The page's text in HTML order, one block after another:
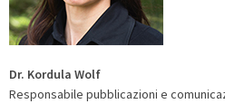
Dr. Kordula Wolf
Responsabile pubblicazioni e